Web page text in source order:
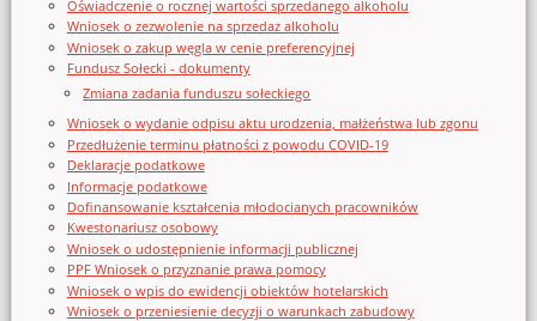
Oświadczenie o rocznej wartości sprzedanego alkoholu
Wniosek o zezwolenie na sprzedaz alkoholu
Wniosek o zakup węgla w cenie preferencyjnej
Fundusz Sołecki - dokumenty
Zmiana zadania funduszu sołeckiego
Wniosek o wydanie odpisu aktu urodzenia, małżeństwa lub zgonu
Przedłużenie terminu płatności z powodu COVID-19
Deklaracje podatkowe
Informacje podatkowe
Dofinansowanie kształcenia młodocianych pracowników
Kwestonariusz osobowy
Wniosek o udostępnienie informacji publicznej
PPF Wniosek o przyznanie prawa pomocy
Wniosek o wpis do ewidencji obiektów hotelarskich
Wniosek o przeniesienie decyzji o warunkach zabudowy